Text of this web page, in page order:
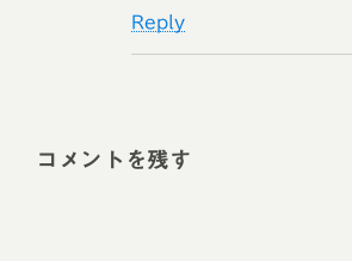
Reply
コメントを残す